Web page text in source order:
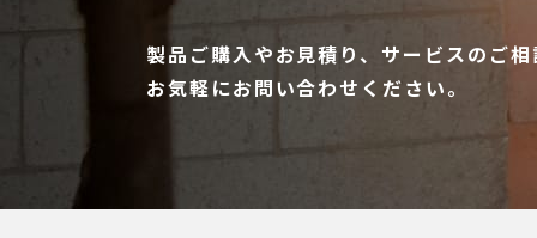
製品ご購入やお見積り、サービスのご
お気軽にお問い合わせください。